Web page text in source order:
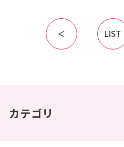
対応エリア
カテゴリ
＜ LIST